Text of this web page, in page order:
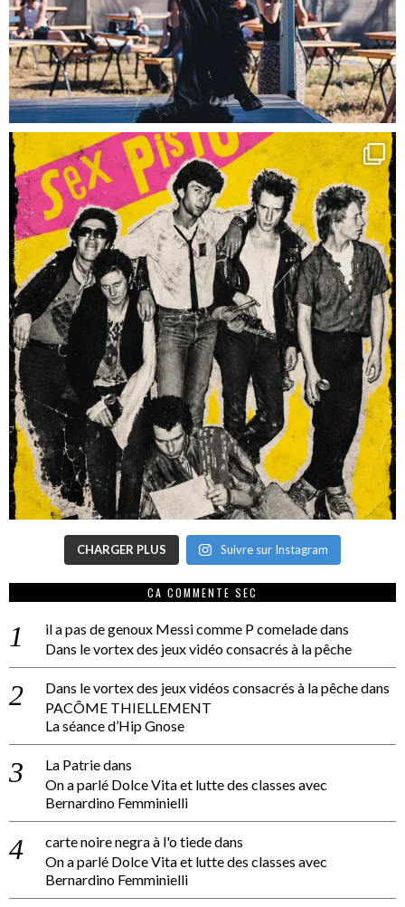
CHARGER PLUS Suivre sur Instagram
CA COMMENTE SEC
il a pas de genoux Messi comme P comeladedans
Dans le vortex des jeux vidéo consacrés à la pêche
Dans le vortex des jeux vidéos consacrés à la pêchedans
PACÔME THIELLEMENT
La séance d’Hip Gnose
La Patriedans
On a parlé Dolce Vita et lutte des classes avec
Bernardino Femminielli
carte noire negra à l'o tiededans
On a parlé Dolce Vita et lutte des classes avec
Bernardino Femminielli